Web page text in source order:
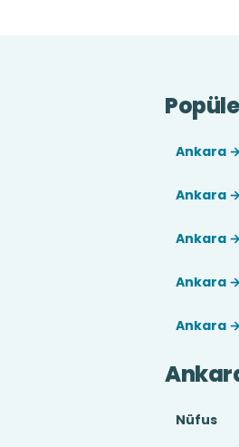
Ankara
Ankara
Ankara
Ankara
Ankara
Nüfus